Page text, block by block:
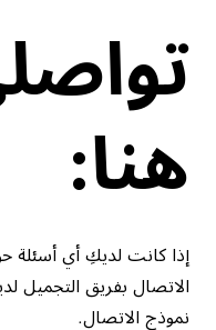
هنا:
إذا كانت لديكِ أي أسئلة
الاتصال بفريق التجميل
نموذج الاتصال.